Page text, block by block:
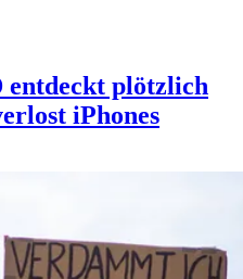
entdeckt plötzlich
iPhones